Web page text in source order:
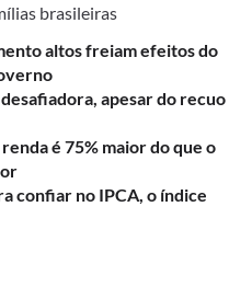
brasileiras
altos freiam efeitos do
apesar do recuo
é 75% maior do que o
confiar no IPCA, o índice